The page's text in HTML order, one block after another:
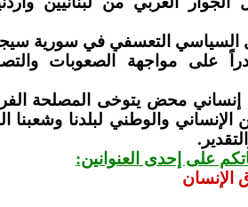
السياسي التعسفي في سورية
على مواجهة الصعوبات
محض يتوخى المصلحة
الإنساني والوطني لبلدنا وشعبنا
على إحدى العنوانين:
الإنسان